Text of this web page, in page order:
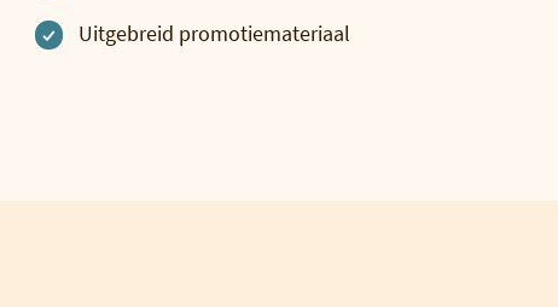
Uitgebreid promotiemateriaal